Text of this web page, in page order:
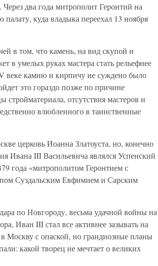
два года митрополит Геронтий на
куда владыка переехал 13 ноября
в том, что камень, на вид скупой и
в умелых руках мастера стать рельефнее
веке камню и кирпичу не суждено было
это гораздо позже по причине
стройматериала, отсутствия мастеров и
влюбленного в таинственные
церковь Иоанна Златоуста, но, конечно
Ивана III Васильевича являлся Успенский
года «митрополитом Геронтием с
Суздальским Евфимием и Сарским
по Новгороду, весьма удачной войны на
Иван III стал все активнее зазывать на
Москву с опаской, но грандиозные планы
какой творец не мечтает о великих